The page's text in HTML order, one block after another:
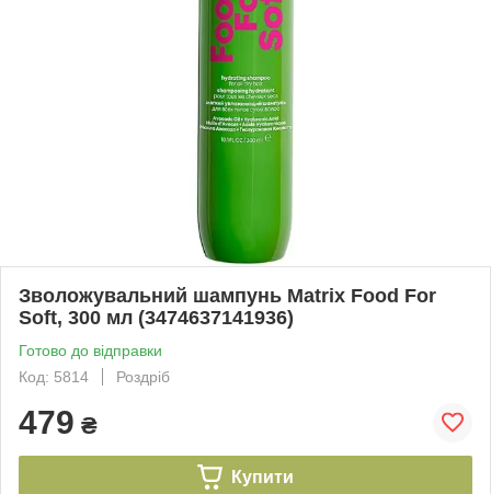
Зволожувальний шампунь Matrix Food For
Soft, 300 мл (3474637141936)
Готово до відправки
Код: 5814
Роздріб
479 ₴
Купити